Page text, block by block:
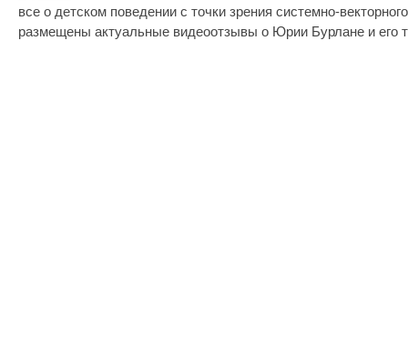
все о детском поведении с точки зрения системно-
размещены актуальные видеоотзывы о Юрии Бурлане и его